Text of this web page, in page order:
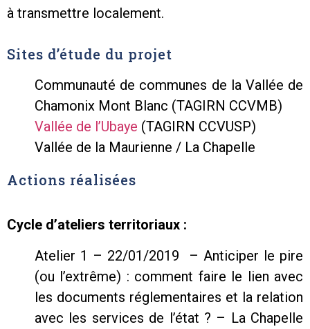
à transmettre localement.
Sites d’étude du projet
Communauté de communes de la Vallée de
Chamonix Mont Blanc (TAGIRN CCVMB)
Vallée de l’Ubaye (TAGIRN CCVUSP)
Vallée de la Maurienne / La Chapelle
Actions réalisées
Cycle d’ateliers territoriaux :
Atelier 1 – 22/01/2019 – Anticiper le pire
(ou l’extrême) : comment faire le lien avec
les documents réglementaires et la relation
avec les services de l’état ? – La Chapelle